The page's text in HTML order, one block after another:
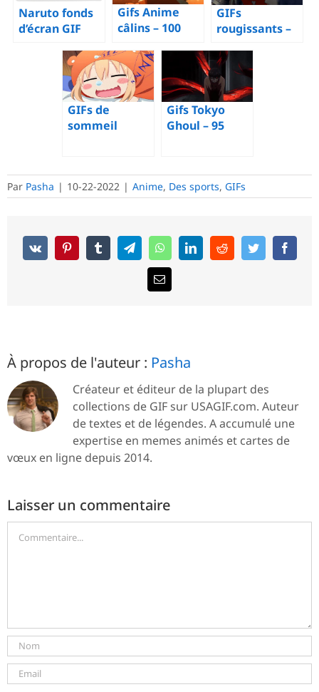
Naruto fonds
d’écran GIF
1920×1080
Gifs Anime
câlins – 100
animées avec
des noms
d’anime
GIFs
rougissants –
animées
d’embarras, de
timidité
GIFs de
sommeil
animées
Gifs Tokyo
Ghoul – 95
Par Pasha | 10-22-2022 | Anime, Des sports, GIFs
À propos de l'auteur : Pasha
Créateur et éditeur de la plupart des
collections de GIF sur USAGIF.com. Auteur
de textes et de légendes. A accumulé une
expertise en memes animés et cartes de
vœux en ligne depuis 2014.
Laisser un commentaire